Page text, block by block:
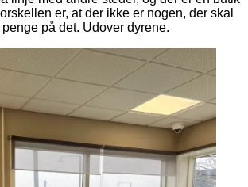
er, at der ikke er nogen, der skal
på det. Udover dyrene.